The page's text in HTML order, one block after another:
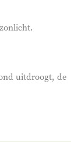
uitdroogt, de